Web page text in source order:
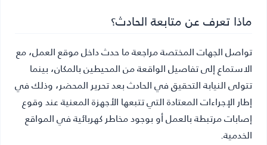
ماذا تعرف عن متابعة الحادث؟
تواصل الجهات المختصة مراجعة ما حدث داخل موقع العمل، مع
الاستماع إلى تفاصيل الواقعة من المحيطين بالمكان، بينما
تتولى النيابة التحقيق في الحادث بعد تحرير المحضر، وذلك في
إطار الإجراءات المعتادة التي تتبعها الأجهزة المعنية عند وقوع
إصابات مرتبطة بالعمل أو بوجود مخاطر كهربائية في المواقع
الخدمية.